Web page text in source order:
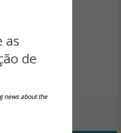
as
de
news about the